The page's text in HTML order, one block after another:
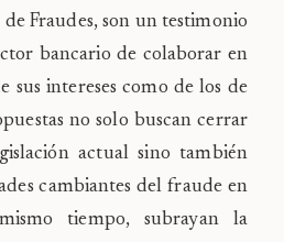
Fraudes, son un testimonio
bancario de colaborar en
sus intereses como de los de
no solo buscan cerrar
actual sino también
cambiantes del fraude en
tiempo, subrayan la